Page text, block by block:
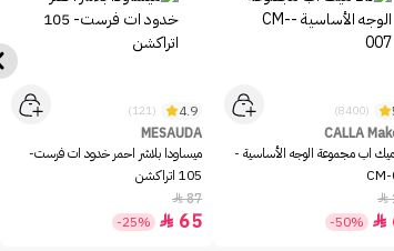
(8400)
CALLA
كالا ميك اب مجموعة الوجه الأساسية -


-50%
4.9
(121)
MESAUDA
ميساودا بلاشر احمر خدود ات فرست-
105 اتراكشن
87

65

-25%